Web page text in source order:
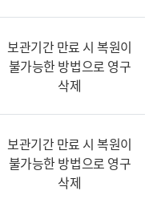
보관기간 만료 시 복원이
불가능한 방법으로 영구
삭제
보관기간 만료 시 복원이
불가능한 방법으로 영구
삭제